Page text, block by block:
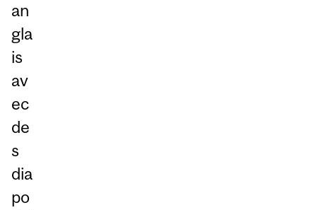
an
gla
is
av
ec
de
s
dia
po